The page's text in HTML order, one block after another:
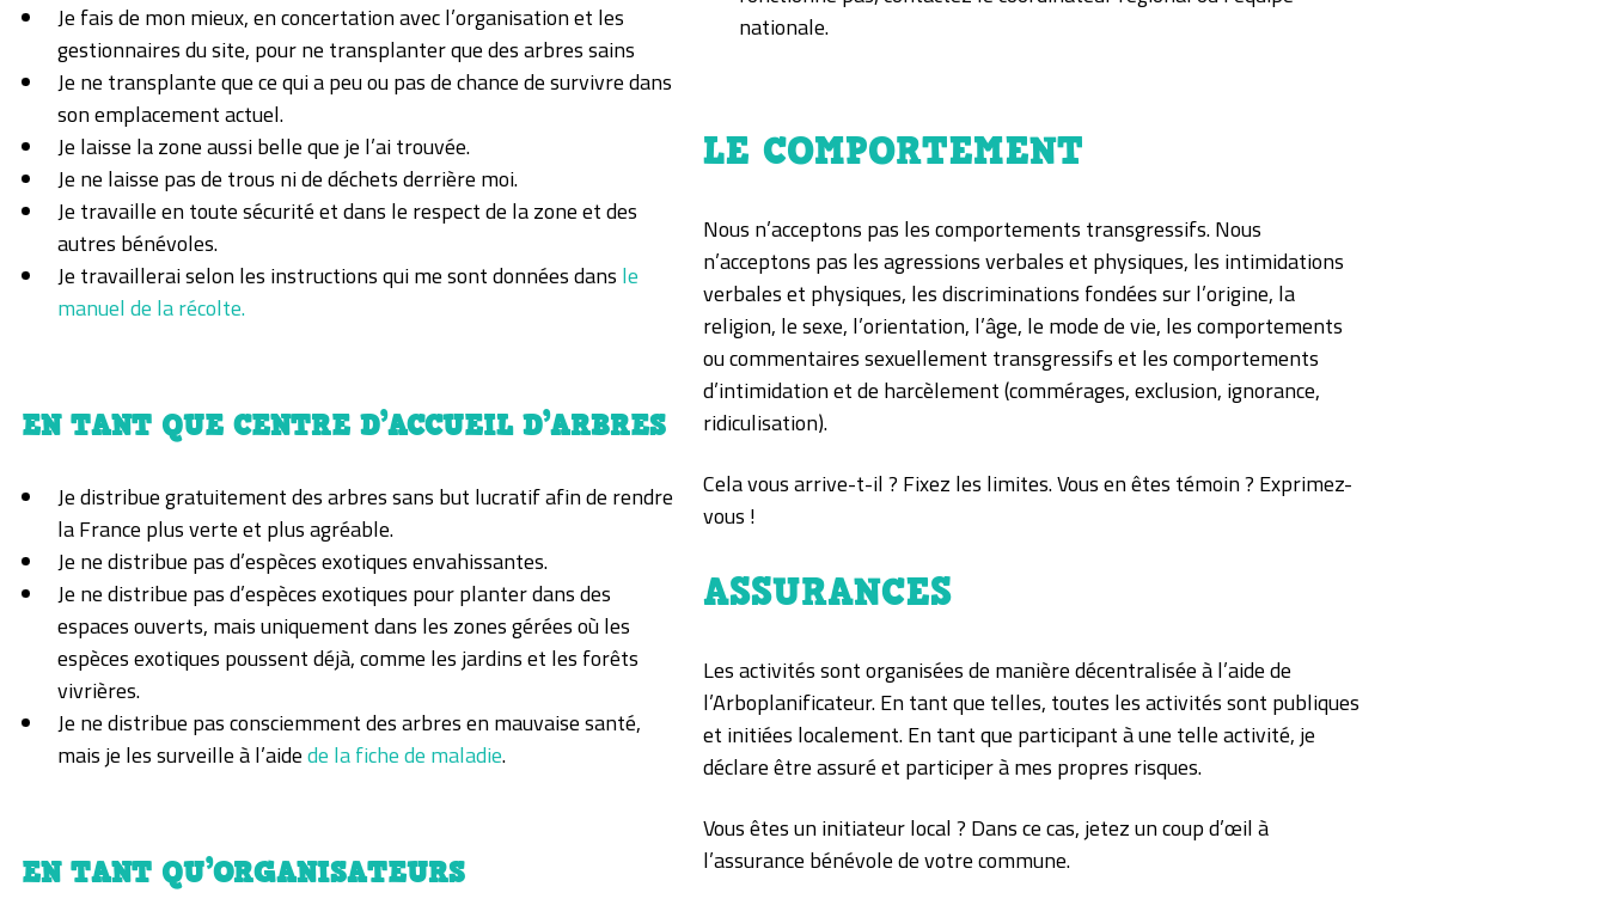
Je fais de mon mieux, en concertation avec l’organisation et les
gestionnaires du site, pour ne transplanter que des arbres sains
Je ne transplante que ce qui a peu ou pas de chance de survivre dans
son emplacement actuel.
Je laisse la zone aussi belle que je l’ai trouvée.
Je ne laisse pas de trous ni de déchets derrière moi.
Je travaille en toute sécurité et dans le respect de la zone et des
autres bénévoles.
Je travaillerai selon les instructions qui me sont données dans le
manuel de la récolte.
EN TANT QUE CENTRE D’ACCUEIL D’ARBRES
Je distribue gratuitement des arbres sans but lucratif afin de rendre
la France plus verte et plus agréable.
Je ne distribue pas d’espèces exotiques envahissantes.
Je ne distribue pas d’espèces exotiques pour planter dans des
espaces ouverts, mais uniquement dans les zones gérées où les
espèces exotiques poussent déjà, comme les jardins et les forêts
vivrières.
Je ne distribue pas consciemment des arbres en mauvaise santé,
mais je les surveille à l’aidede la fiche de maladie.
EN TANT QU’ORGANISATEURS
nationale.
LE COMPORTEMENT
Nous n’acceptons pas les comportements transgressifs. Nous
n’acceptons pas les agressions verbales et physiques, les intimidations
verbales et physiques, les discriminations fondées sur l’origine, la
religion, le sexe, l’orientation, l’âge, le mode de vie, les comportements
ou commentaires sexuellement transgressifs et les comportements
d’intimidation et de harcèlement (commérages, exclusion, ignorance,
ridiculisation).
Cela vous arrive-t-il ? Fixez les limites. Vous en êtes témoin ? Exprimez-
vous !
ASSURANCES
Les activités sont organisées de manière décentralisée à l’aide de
l’Arboplanificateur. En tant que telles, toutes les activités sont publiques
et initiées localement. En tant que participant à une telle activité, je
déclare être assuré et participer à mes propres risques.
Vous êtes un initiateur local ? Dans ce cas, jetez un coup d’œil à
l’assurance bénévole de votre commune.